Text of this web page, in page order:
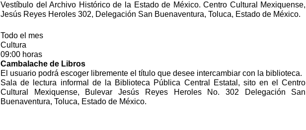
Vestíbulo del Archivo Histórico de la Estado de México. Centro Cultural Mexiquense,
Jesús Reyes Heroles 302, Delegación San Buenaventura, Toluca, Estado de México.
Todo el mes
Cultura
09:00 horas
Cambalache de Libros
El usuario podrá escoger libremente el título que desee intercambiar con la biblioteca.
Sala de lectura informal de la Biblioteca Pública Central Estatal, sito en el Centro
Cultural Mexiquense, Bulevar Jesús Reyes Heroles No. 302 Delegación San
Buenaventura, Toluca, Estado de México.